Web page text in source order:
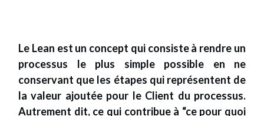
Le Lean est un concept qui consiste à rendre un
processus le plus simple possible en ne
conservant que les étapes qui représentent de
la valeur ajoutée pour le Client du processus.
Autrement dit, ce qui contribue à “ce pour quoi